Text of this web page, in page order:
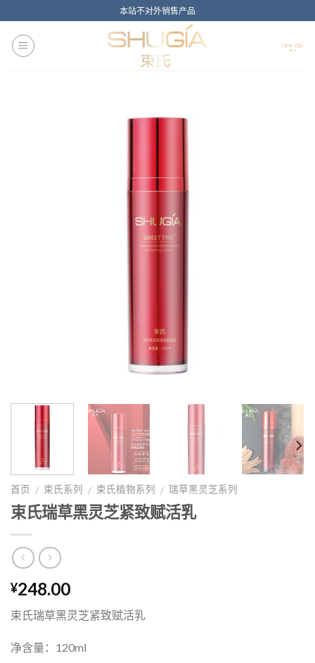
content
本站不对外销售产品
首页 / 束氏系列 / 束氏植物系列 / 瑞草黑灵芝系列
束氏瑞草黑灵芝紧致赋活乳
¥248.00
束氏瑞草黑灵芝紧致赋活乳
净含量：120ml